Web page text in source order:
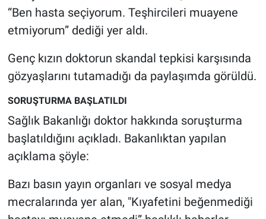
“Ben hasta seçiyorum. Teşhircileri muayene
etmiyorum” dediği yer aldı.
Genç kızın doktorun skandal tepkisi karşısında
gözyaşlarını tutamadığı da paylaşımda görüldü.
SORUŞTURMA BAŞLATILDI
Sağlık Bakanlığı doktor hakkında soruşturma
başlatıldığını açıkladı. Bakanlıktan yapılan
açıklama şöyle:
Bazı basın yayın organları ve sosyal medya
mecralarında yer alan, "Kıyafetini beğenmediği
Ne demişti
Nedir
Programlar
Spor
Teknoloji